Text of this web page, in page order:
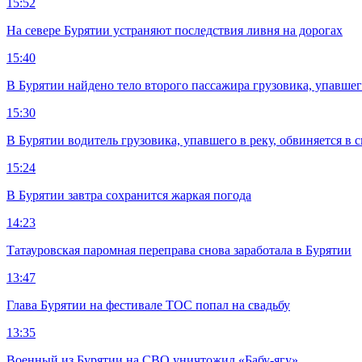
На севере Бурятии устраняют последствия ливня на дорогах
15:40
В Бурятии найдено тело второго пассажира грузовика,
15:30
В Бурятии водитель грузовика, упавшего в реку, обвиняется в
15:24
В Бурятии завтра сохранится жаркая погода
14:23
Татауровская паромная переправа снова заработала в Бурятии
13:47
Глава Бурятии на фестивале ТОС попал на свадьбу
13:35